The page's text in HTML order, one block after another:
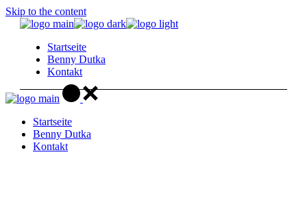
Skip to the content
Startseite
Benny Dutka
Kontakt
Startseite
Benny Dutka
Kontakt